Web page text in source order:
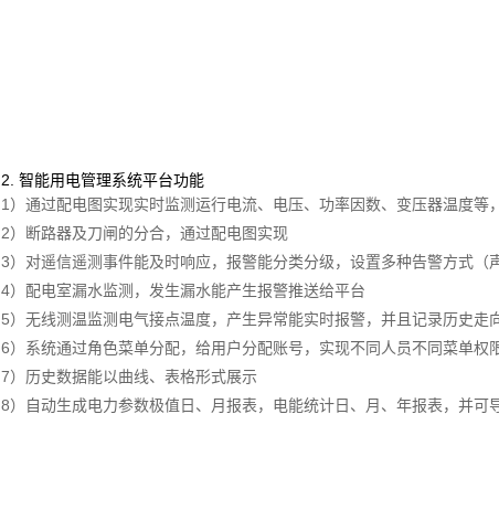
2. 智能用电管理系统平台功能
1）通过配电图实现实时监测运行电流、电压、功率因数、变压器温度等
2）断路器及刀闸的分合，通过配电图实现
3）对遥信遥测事件能及时响应，报警能分类分级，设置多种告警方式（
4）配电室漏水监测，发生漏水能产生报警推送给平台
5）无线测温监测电气接点温度，产生异常能实时报警，并且记录历史走
6）系统通过角色菜单分配，给用户分配账号，实现不同人员不同菜单权
7）历史数据能以曲线、表格形式展示
8）自动生成电力参数极值日、月报表，电能统计日、月、年报表，并可